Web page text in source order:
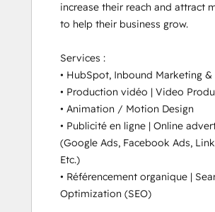
increase their reach and attract
to help their business grow.
Services :
• HubSpot, Inbound Marketing &
• Production vidéo | Video
• Animation / Motion Design
• Publicité en ligne | Online
(Google Ads, Facebook Ads,
Etc.)
• Référencement organique |
Optimization (SEO)